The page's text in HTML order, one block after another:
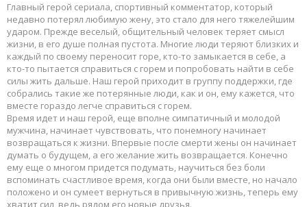
Главный герой сериала, спортивный комментатор, который
недавно потерял любимую жену, это стало для него тяжелейшим
ударом. Прежде веселый, общительный человек теряет смысл
жизни, в его душе полная пустота. Многие люди теряют близких и
каждый по своему переносит горе, кто-то замыкается в себе, а
кто-то пытается справиться с горем и попробовать найти в себе
силы жить дальше. Наш герой приходит в группу поддержки, где
собрались такие же потерянные люди, как и он, ему кажется, что
вместе гораздо легче справиться с горем.
Время идет и наш герой, еще вполне симпатичный и молодой
мужчина, начинает чувствовать, что понемногу начинает
возвращаться к жизни. Впервые после смерти жены он начинает
думать о будущем, а его желание жить возвращается. Конечно
ему еще о многом придется подумать, научиться без боли
вспоминать счастливое время, когда они были вместе, но начало
положено и он сумеет вернуться в привычную жизнь, теперь ему
хватит сил, ведь рядом его новые друзья.